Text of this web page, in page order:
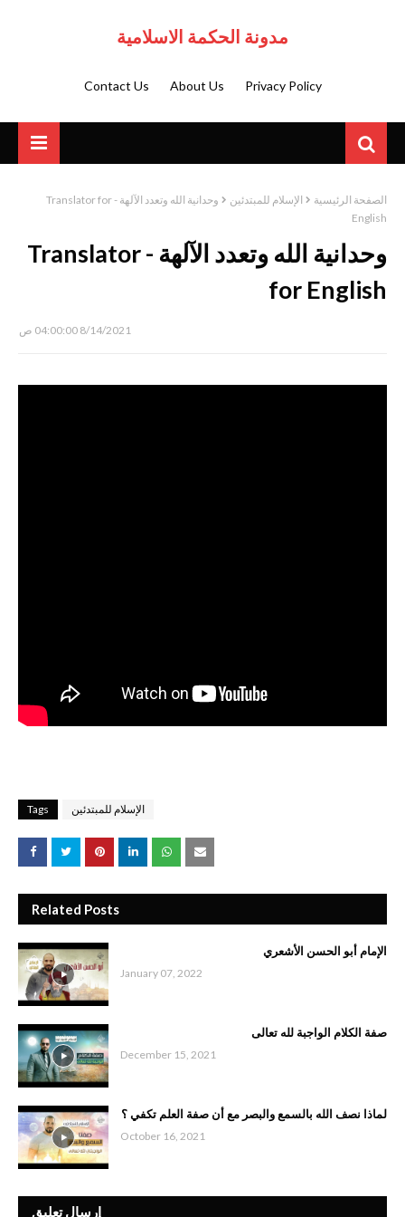
مدونة الحكمة الاسلامية
Privacy Policy
About Us
Contact Us
الصفحة الرئيسية الإسلام للمبتدئين
وحدانية الله وتعدد الآلهة - Translator for
English
وحدانية الله وتعدد الآلهة - Translator
for English
8/14/2021 04:00:00 ص
Tags الإسلام للمبتدئين
Related Posts
الإمام أبو الحسن الأشعري
January 07, 2022
صفة الكلام الواجبة لله تعالى
December 15, 2021
لماذا نصف الله بالسمع والبصر مع أن صفة العلم تكفي ؟
October 16, 2021
إرسال تعليق